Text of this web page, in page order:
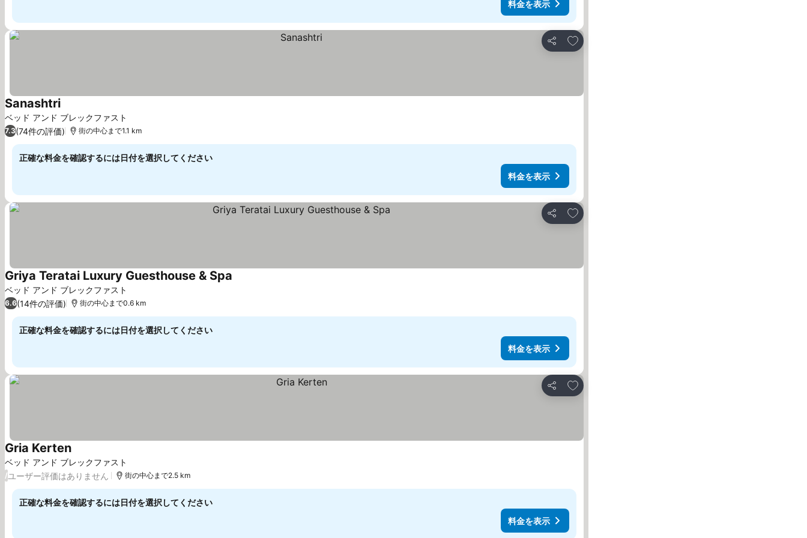
料金を表示
シェア
お気に入りに追加
ベッド アンド ブレックファスト
Sanashtri料金を表示
7.3(74件の評価) 街の中心まで1.1 km
正確な料金を確認するには日付を選択してください
料金を表示
シェア
お気に入りに追加
ベッド アンド ブレックファスト
Griya Teratai Luxury Guesthouse & Spa
6.6(14件の評価) 街の中心まで0.6 km
正確な料金を確認するには日付を選択してください
料金を表示
シェア
お気に入りに追加
ベッド アンド ブレックファスト
Gria Kerten料金を表示
/ユーザー評価はありません 街の中心まで2.5 km
正確な料金を確認するには日付を選択してください
料金を表示